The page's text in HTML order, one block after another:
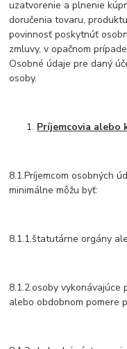
uzatvorenie a plnenie
doručenia tovaru,
povinnosť poskytnúť
zmluvy, v opačnom
Osobné údaje pre daný
osoby.
Príjemcovia alebo
8.1.Príjemcom osobných
minimálne môžu byť:
8.1.1.štatutárne orgány
8.1.2.osoby vykonávajúce
alebo obdobnom pomere